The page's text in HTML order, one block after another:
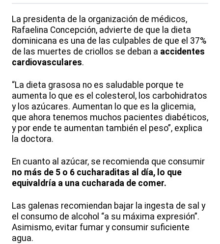
La presidenta de la organización de médicos,
Rafaelina Concepción, advierte de que la dieta
dominicana es una de las culpables de que el 37%
de las muertes de criollos se deban a accidentes
cardiovasculares.
“La dieta grasosa no es saludable porque te
aumenta lo que es el colesterol, los carbohidratos
y los azúcares. Aumentan lo que es la glicemia,
que ahora tenemos muchos pacientes diabéticos,
y por ende te aumentan también el peso”, explica
la doctora.
En cuanto al azúcar, se recomienda que consumir
no más de 5 o 6 cucharaditas al día, lo que
equivaldría a una cucharada de comer.
Las galenas recomiendan bajar la ingesta de sal y
el consumo de alcohol “a su máxima expresión”.
Asimismo, evitar fumar y consumir suficiente
agua.